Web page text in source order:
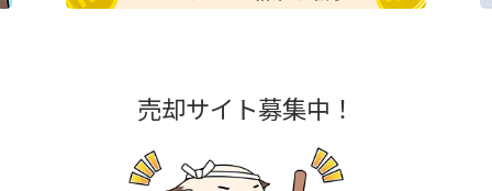
売却サイト募集中！